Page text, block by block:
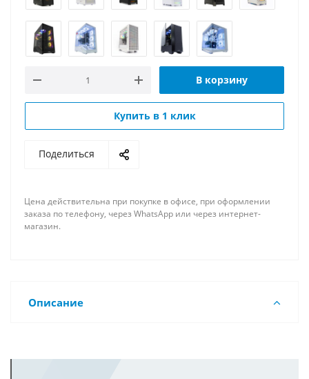
В корзину
Купить в 1 клик
Поделиться
Цена действительна при покупке в офисе, при оформлении
заказа по телефону, через WhatsApp или через интернет-
магазин.
Описание